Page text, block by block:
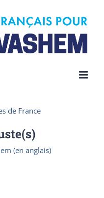
de France
(en anglais)